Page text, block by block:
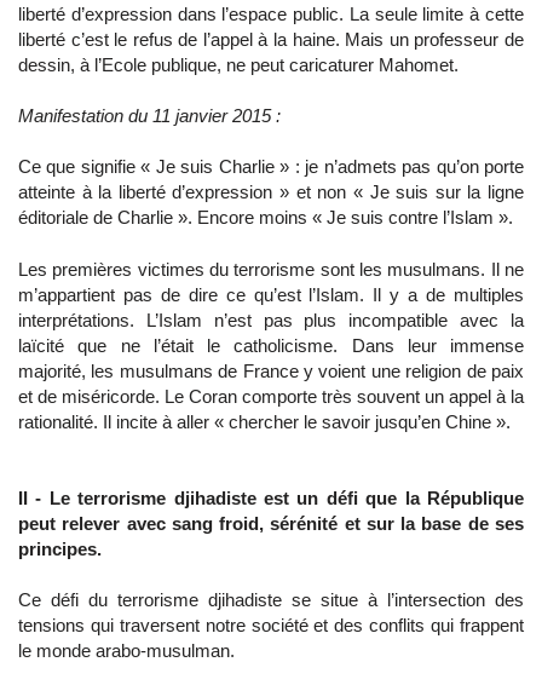
liberté d’expression dans l’espace public. La seule limite à cette
liberté c’est le refus de l’appel à la haine. Mais un professeur de
dessin, à l’Ecole publique, ne peut caricaturer Mahomet.
Manifestation du 11 janvier 2015 :
Ce que signifie « Je suis Charlie » : je n’admets pas qu’on porte
atteinte à la liberté d’expression » et non « Je suis sur la ligne
éditoriale de Charlie ». Encore moins « Je suis contre l’Islam ».
Les premières victimes du terrorisme sont les musulmans. Il ne
m’appartient pas de dire ce qu’est l’Islam. Il y a de multiples
interprétations. L’Islam n’est pas plus incompatible avec la
laïcité que ne l’était le catholicisme. Dans leur immense
majorité, les musulmans de France y voient une religion de paix
et de miséricorde. Le Coran comporte très souvent un appel à la
rationalité. Il incite à aller « chercher le savoir jusqu’en Chine ».
II - Le terrorisme djihadiste est un défi que la République
peut relever avec sang froid, sérénité et sur la base de ses
principes.
Ce défi du terrorisme djihadiste se situe à l’intersection des
tensions qui traversent notre société et des conflits qui frappent
le monde arabo-musulman.